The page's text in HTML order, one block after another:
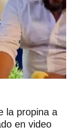
la propina a
en video